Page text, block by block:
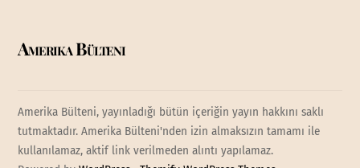
Amerika Bülteni
Amerika Bülteni, yayınladığı bütün içeriğin yayın hakkını saklı
tutmaktadır. Amerika Bülteni'nden izin almaksızın tamamı ile
kullanılamaz, aktif link verilmeden alıntı yapılamaz.